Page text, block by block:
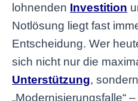
lohnenden Investition
Notlösung liegt fast
Entscheidung. Wer
sich nicht nur die
Unterstützung,
„Modernisierungsfalle“